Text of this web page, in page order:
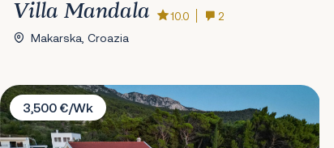
Villa Mandala 10.0
2
Makarska, Croazia
Villa Filia
3,500 €/Wk